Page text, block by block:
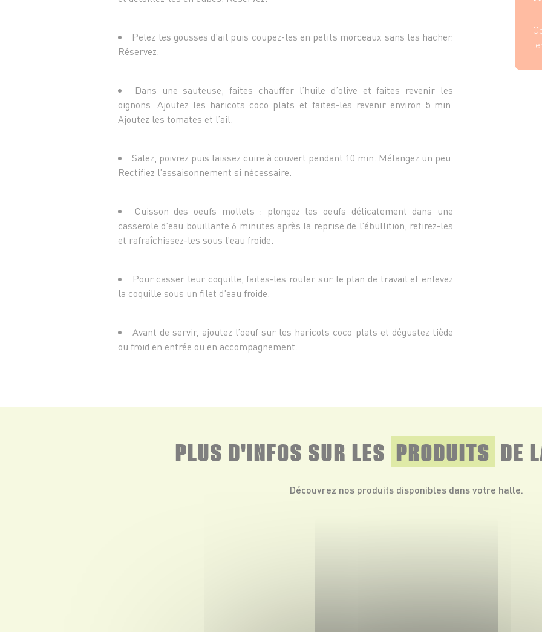
Pelez les gousses d’ail puis coupez-les en petits morceaux sans les hacher.
Réservez.
Dans une sauteuse, faites chauffer l’huile d’olive et faites revenir les
oignons. Ajoutez les haricots coco plats et faites-les revenir environ 5 min.
Ajoutez les tomates et l’ail.
Salez, poivrez puis laissez cuire à couvert pendant 10 min. Mélangez un peu.
Rectifiez l’assaisonnement si nécessaire.
Cuisson des oeufs mollets : plongez les oeufs délicatement dans une
casserole d’eau bouillante 6 minutes après la reprise de l’ébullition, retirez-les
et rafraîchissez-les sous l’eau froide.
Pour casser leur coquille, faites-les rouler sur le plan de travail et enlevez
la coquille sous un filet d’eau froide.
Avant de servir, ajoutez l’oeuf sur les haricots coco plats et dégustez tiède
ou froid en entrée ou en accompagnement.
PLUS D'INFOS SUR LES PRODUITS DE
Découvrez nos produits disponibles dans votre halle.